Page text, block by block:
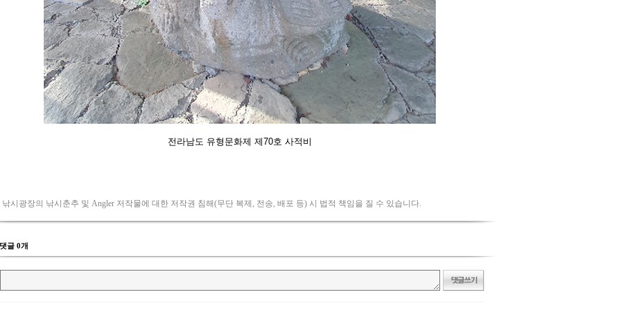
시광장의 낚시춘추 및 Angler 저작물에 대한 저작권 침해(무단 복제, 전송, 배포 등) 시 법적 책임을 질 수 있습니다.
댓글 0개